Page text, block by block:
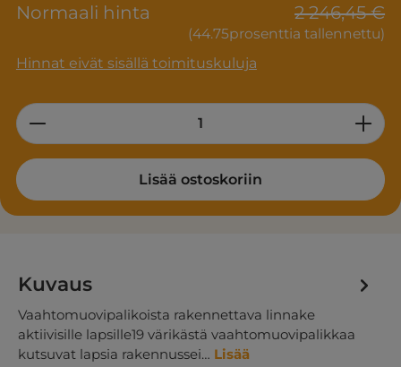
Normaali hinta
2 246,45 €
(44.75prosenttia tallennettu)
Hinnat eivät sisällä toimituskuluja
Product Quantity: Enter the desired
Lisää ostoskoriin
Kuvaus
Vaahtomuovipalikoista rakennettava linnake
aktiivisille lapsille19 värikästä vaahtomuovipalikkaa
kutsuvat lapsia rakennussei… Lisää